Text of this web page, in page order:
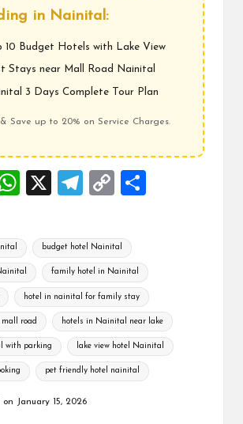
in Nainital:
10 Budget Hotels with Lake View
Stays near Mall Road Nainital
3 Days Complete Tour Plan
Save up to 20% on Service Charges.
W
at
s
A
p
p
X
Te
gr
a
m
C
p
y
Li
n
k
budget hotel Nainital
family hotel in Nainital
hotel in nainital for family stay
road hotels in Nainital near lake
with parking lake view hotel Nainital
pet friendly hotel nainital
January 15, 2026